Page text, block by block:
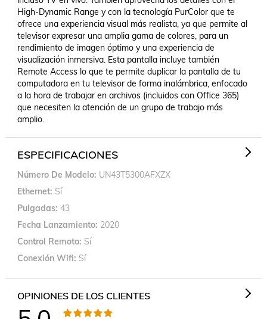
High-Dynamic Range y con la tecnología PurColor que te
ofrece una experiencia visual más realista, ya que permite al
televisor expresar una amplia gama de colores, para un
rendimiento de imagen óptimo y una experiencia de
visualización inmersiva. Esta pantalla incluye también
Remote Access lo que te permite duplicar la pantalla de tu
computadora en tu televisor de forma inalámbrica, enfocado
a la hora de trabajar en archivos (incluidos con Office 365)
que necesiten la atención de un grupo de trabajo más
amplio.
ESPECIFICACIONES
Número De Modelo UN43T5300AFXZX
Ethernet Sí
Pulgadas 43
Fecha Lanzamiento 2020
Control Remoto Sí
Conexión Wifi Sí
OPINIONES DE LOS CLIENTES